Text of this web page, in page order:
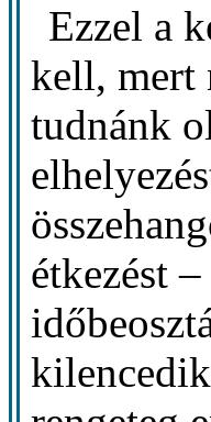
Ezzel a
kell, mert
tudnánk
étkezést